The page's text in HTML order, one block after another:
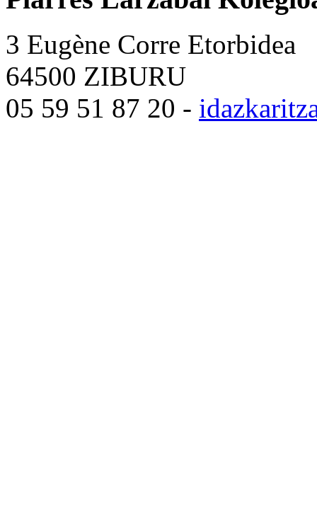
3 Eugène Corre Etorbidea
64500 ZIBURU
05 59 51 87 20 -